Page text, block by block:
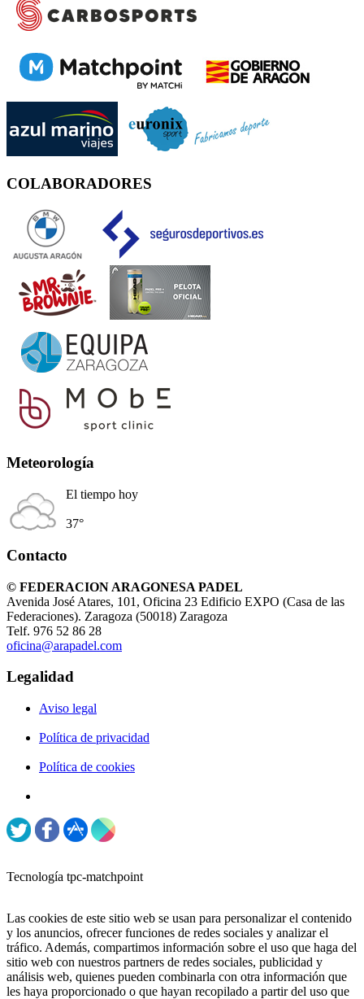
COLABORADORES
Meteorología
El tiempo hoy
37°
Contacto
© FEDERACION ARAGONESA PADEL
Avenida José Atares, 101, Oficina 23 Edificio EXPO (Casa de las
Federaciones). Zaragoza (50018) Zaragoza
Telf. 976 52 86 28
oficina@arapadel.com
Legalidad
Aviso legal
Política de privacidad
Política de cookies
Tecnología tpc-matchpoint
Las cookies de este sitio web se usan para personalizar el contenido
y los anuncios, ofrecer funciones de redes sociales y analizar el
tráfico. Además, compartimos información sobre el uso que haga del
sitio web con nuestros partners de redes sociales, publicidad y
análisis web, quienes pueden combinarla con otra información que
les haya proporcionado o que hayan recopilado a partir del uso que